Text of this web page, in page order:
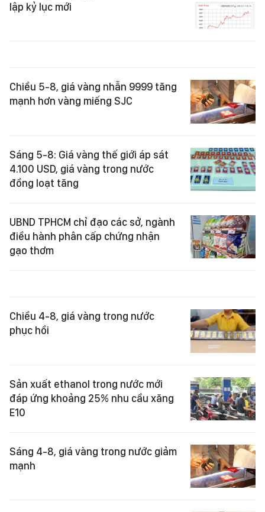
lập kỷ lục mới
Chiều 5-8, giá vàng nhẫn 9999 tăng
mạnh hơn vàng miếng SJC
Sáng 5-8: Giá vàng thế giới áp sát
4.100 USD, giá vàng trong nước
đồng loạt tăng
UBND TPHCM chỉ đạo các sở, ngành
điều hành phân cấp chứng nhận
gạo thơm
Chiều 4-8, giá vàng trong nước
phục hồi
Sản xuất ethanol trong nước mới
đáp ứng khoảng 25% nhu cầu xăng
E10
Sáng 4-8, giá vàng trong nước giảm
mạnh